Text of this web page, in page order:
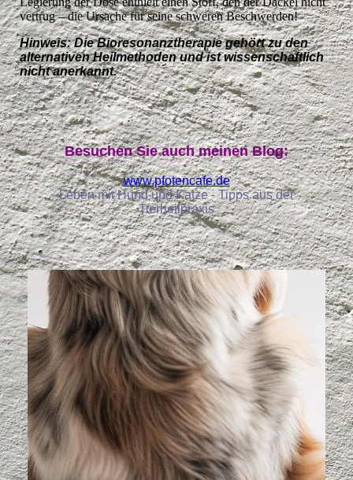
vertrug – die Ursache für seine schweren Beschwerden!
Hinweis: Die Bioresonanztherapie gehört zu den
alternativen Heilmethoden und ist wissenschaftlich
nicht anerkannt.
Besuchen Sie auch meinen Blog:
www.pfotencafe.de
Leben mit Hund und Katze - Tipps aus der
Tierheilpraxis